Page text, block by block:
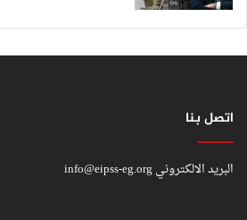
اتصل بنا
البريد الالكترونيinfo@eipss-eg.org